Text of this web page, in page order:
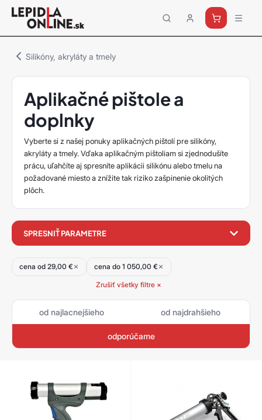
Priemyselné
lepidlá
Loctite
Silikóny, akryláty a tmely
Aplikačné pištole a
doplnky
Vyberte si z našej ponuky aplikačných pištolí pre silikóny,
akryláty a tmely. Vďaka aplikačným pištoliam si zjednodušíte
prácu, uľahčíte aj spresníte aplikácii silikónu alebo tmelu na
požadované miesto a znížite tak riziko zašpinenie okolitých
plôch.
filter
SPRESNIŤ PARAMETRE
cena od 29,00 € cena do 1 050,00 €
Zrušiť všetky filtre ×
odporúčame
od najlacnejšieho od najdrahšieho